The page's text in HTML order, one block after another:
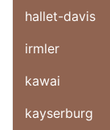
hallet-davis
irmler
kawai
kayserburg